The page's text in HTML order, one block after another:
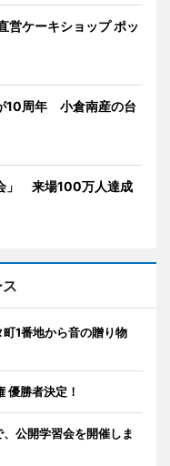
営ケーキショップ ポッ
10周年 小倉南産の台
」 来場100万人達成
町1番地から音の贈り物
優勝者決定！
公開学習会を開催しま